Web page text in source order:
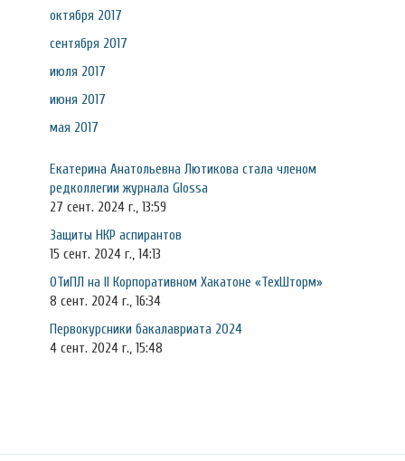
октября 2017
сентября 2017
июля 2017
июня 2017
мая 2017
Екатерина Анатольевна Лютикова стала членом
редколлегии журнала Glossa
27 сент. 2024 г., 13:59
Защиты НКР аспирантов
15 сент. 2024 г., 14:13
ОТиПЛ на II Корпоративном Хакатоне «ТехШторм»
8 сент. 2024 г., 16:34
Первокурсники бакалавриата 2024
4 сент. 2024 г., 15:48